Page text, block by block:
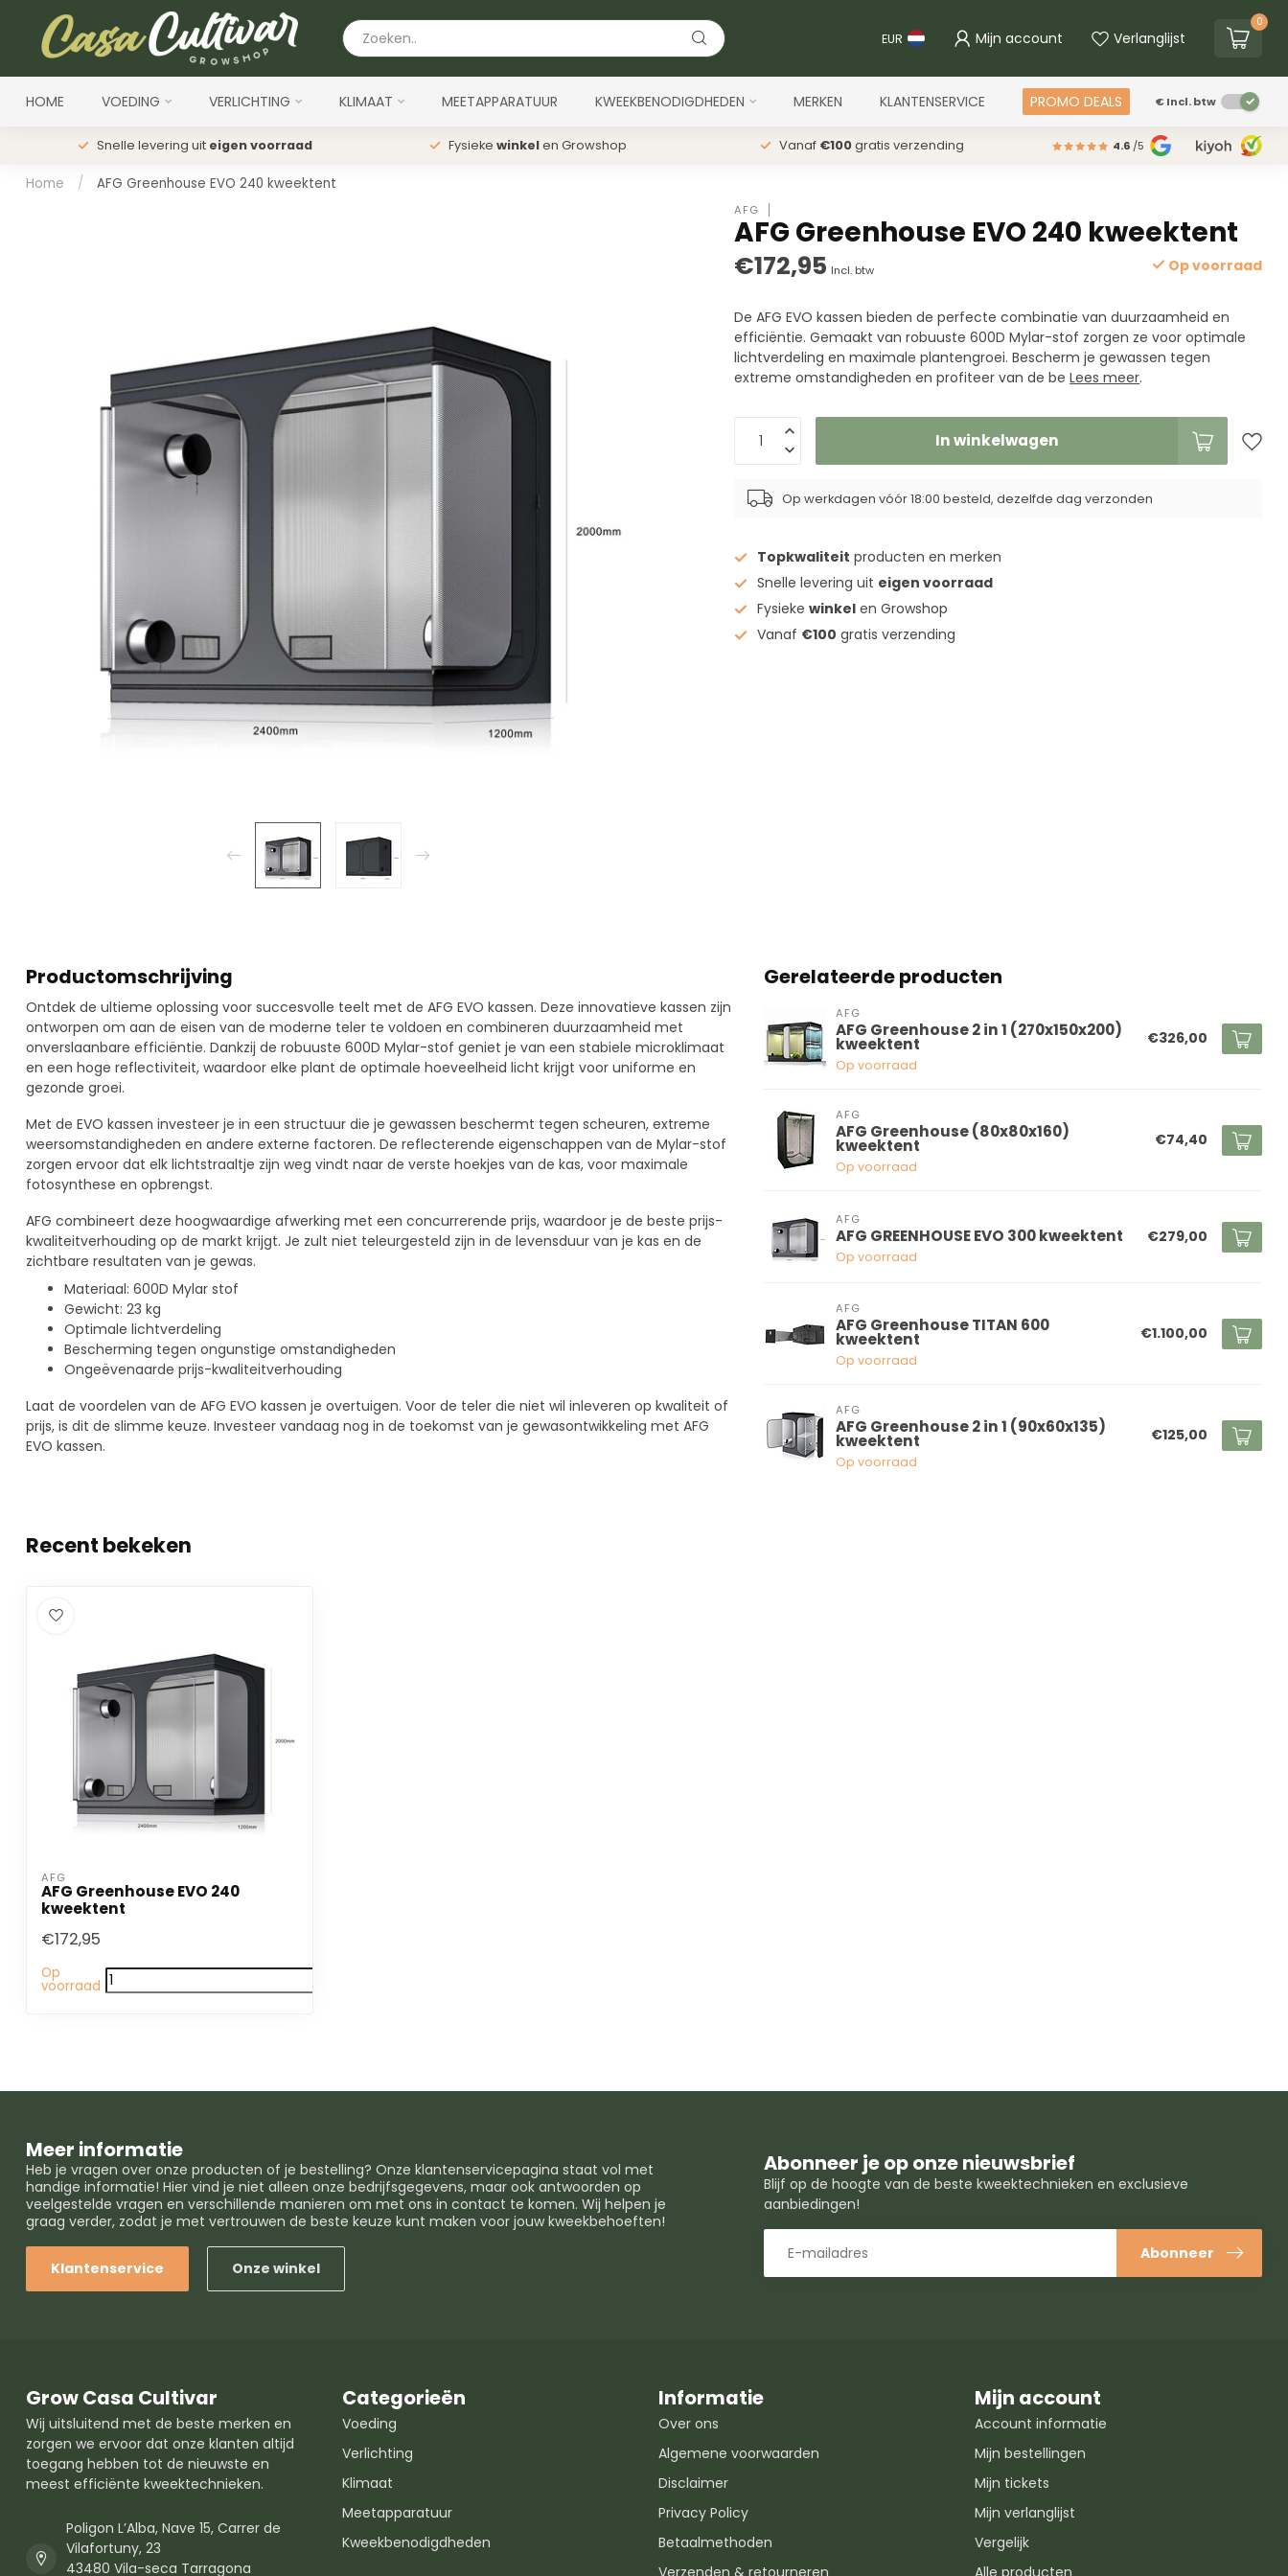
EUR Mijn account Verlanglijst
0
HOME VOEDING VERLICHTING KLIMAAT MEETAPPARATUUR KWEEKBENODIGDHEDEN MERKEN KLANTENSERVICE PROMO DEALS €Incl. btw
Snelle levering uit eigen voorraad Fysieke winkelen Growshop Vanaf €100gratis verzending 4.6 /5
Home / AFG Greenhouse EVO 240 kweektent
AFG
AFG Greenhouse EVO 240 kweektent
€172,95 Incl. btw Op voorraad
De AFG EVO kassen bieden de perfecte combinatie van duurzaamheid en
efficiëntie. Gemaakt van robuuste 600D Mylar-stof zorgen ze voor optimale
lichtverdeling en maximale plantengroei. Bescherm je gewassen tegen
extreme omstandigheden en profiteer van de beLees meer.
In winkelwagen
Op werkdagen vóór 18:00 besteld, dezelfde dag verzonden
Topkwaliteit producten en merken
Snelle levering uit eigen voorraad
Fysiekewinkel en Growshop
Vanaf €100 gratis verzending
Productomschrijving
Ontdek de ultieme oplossing voor succesvolle teelt met de AFG EVO kassen. Deze innovatieve kassen zijn
ontworpen om aan de eisen van de moderne teler te voldoen en combineren duurzaamheid met
onverslaanbare efficiëntie. Dankzij de robuuste 600D Mylar-stof geniet je van een stabiele microklimaat
en een hoge reflectiviteit, waardoor elke plant de optimale hoeveelheid licht krijgt voor uniforme en
gezonde groei.
Met de EVO kassen investeer je in een structuur die je gewassen beschermt tegen scheuren, extreme
weersomstandigheden en andere externe factoren. De reflecterende eigenschappen van de Mylar-stof
zorgen ervoor dat elk lichtstraaltje zijn weg vindt naar de verste hoekjes van de kas, voor maximale
fotosynthese en opbrengst.
AFG combineert deze hoogwaardige afwerking met een concurrerende prijs, waardoor je de beste prijs-
kwaliteitverhouding op de markt krijgt. Je zult niet teleurgesteld zijn in de levensduur van je kas en de
zichtbare resultaten van je gewas.
Materiaal: 600D Mylar stof
Gewicht: 23 kg
Optimale lichtverdeling
Bescherming tegen ongunstige omstandigheden
Ongeëvenaarde prijs-kwaliteitverhouding
Laat de voordelen van de AFG EVO kassen je overtuigen. Voor de teler die niet wil inleveren op kwaliteit of
prijs, is dit de slimme keuze. Investeer vandaag nog in de toekomst van je gewasontwikkeling met AFG
EVO kassen.
Gerelateerde producten
AFG
AFG Greenhouse 2 in 1 (270x150x200)
kweektent
Op voorraad
€326,00
AFG
AFG Greenhouse (80x80x160)
kweektent
Op voorraad
€74,40
AFG
AFG GREENHOUSE EVO 300 kweektent
Op voorraad
€279,00
AFG
AFG Greenhouse TITAN 600
kweektent
Op voorraad
€1.100,00
AFG
AFG Greenhouse 2 in 1 (90x60x135)
kweektent
Op voorraad
€125,00
Recent bekeken
AFG
AFG Greenhouse EVO 240
kweektent
€172,95
Op
voorraad
Meer informatie
Heb je vragen over onze producten of je bestelling? Onze klantenservicepagina staat vol met
handige informatie! Hier vind je niet alleen onze bedrijfsgegevens, maar ook antwoorden op
veelgestelde vragen en verschillende manieren om met ons in contact te komen. Wij helpen je
graag verder, zodat je met vertrouwen de beste keuze kunt maken voor jouw kweekbehoeften!
Klantenservice Onze winkel
Abonneer je op onze nieuwsbrief
Blijf op de hoogte van de beste kweektechnieken en exclusieve
aanbiedingen!
Abonneer
Grow Casa Cultivar
Wij uitsluitend met de beste merken en
zorgen we ervoor dat onze klanten altijd
toegang hebben tot de nieuwste en
meest efficiënte kweektechnieken.
Poligon L’Alba, Nave 15, Carrer de
Vilafortuny, 23
43480 Vila-seca Tarragona
Categorieën
Voeding
Verlichting
Klimaat
Meetapparatuur
Kweekbenodigdheden
Informatie
Over ons
Algemene voorwaarden
Disclaimer
Privacy Policy
Betaalmethoden
Verzenden & retourneren
Mijn account
Account informatie
Mijn bestellingen
Mijn tickets
Mijn verlanglijst
Vergelijk
Alle producten